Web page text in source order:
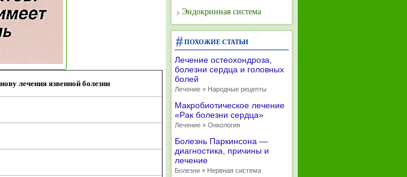
лечения язвенной болезни
Эндокринная система
ПОХОЖИЕ СТАТЬИ
Лечение остеохондроза,
болезни сердца и головных
болей
Лечение » Народные рецепты
Макробиотическое лечение
«Рак болезни сердца»
Лечение » Онкология
Болезнь Паркинсона —
диагностика, причины и
лечение
Болезни » Нервная система